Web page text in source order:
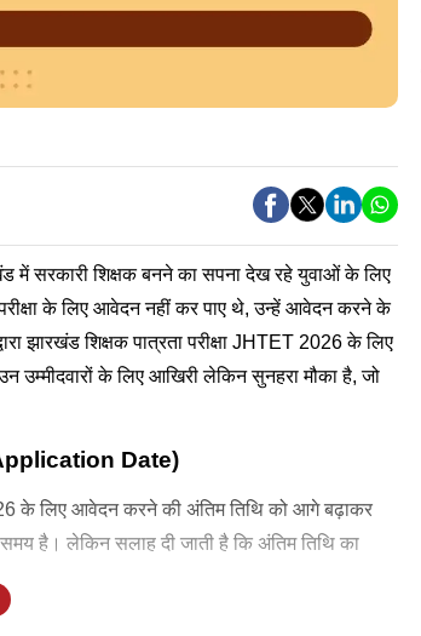
में सरकारी शिक्षक बनने का सपना देख रहे युवाओं के लिए
के लिए आवेदन नहीं कर पाए थे, उन्हें आवेदन करने के
झारखंड शिक्षक पात्रता परीक्षा JHTET 2026 के लिए
के लिए आखिरी लेकिन सुनहरा मौका है, जो
Date)
के लिए आवेदन करने की अंतिम तिथि को आगे बढ़ाकर
है। लेकिन सलाह दी जाती है कि अंतिम तिथि का